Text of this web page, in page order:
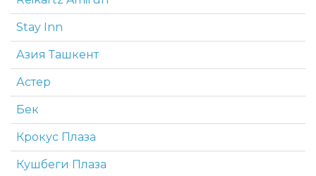
Stay Inn
Азия Ташкент
Астер
Бек
Крокус Плаза
Кушбеги Плаза